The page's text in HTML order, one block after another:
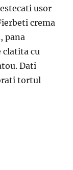
usor
crema
pana
clatita cu
Dati
tortul